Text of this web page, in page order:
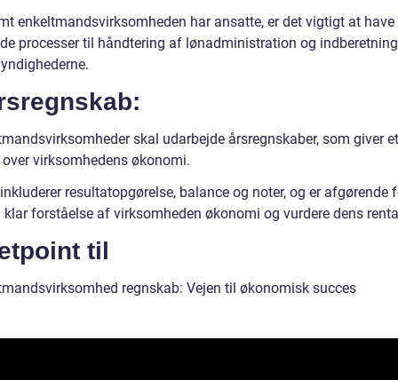
enkeltmandsvirksomheden har ansatte, er det vigtigt at have
processer til håndtering af lønadministration og
skal udarbejde årsregnskaber, som giver et
virksomhedens økonomi.
resultatopgørelse, balance og noter, og er afgørende
klar forståelse af virksomheden økonomi og vurdere dens
til
regnskab: Vejen til økonomisk succes